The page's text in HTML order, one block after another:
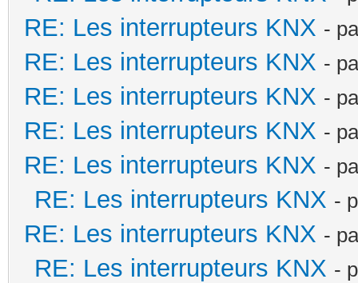
RE: Les interrupteurs KNX -
RE: Les interrupteurs KNX -
RE: Les interrupteurs KNX -
RE: Les interrupteurs KNX -
RE: Les interrupteurs KNX -
RE: Les interrupteurs KNX -
RE: Les interrupteurs KNX -
RE: Les interrupteurs KNX -